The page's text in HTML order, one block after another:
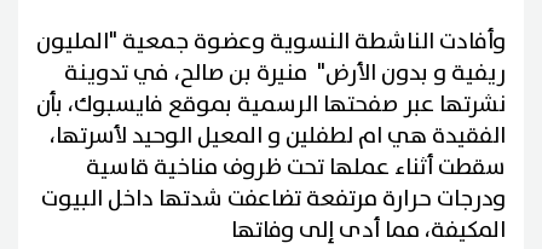
وأفادت الناشطة النسوية وعضوة جمعية "المليون
ريفية و بدون الأرض" منيرة بن صالح، في تدوينة
نشرتها عبر صفحتها الرسمية بموقع فايسبوك، بأن
الفقيدة هي ام لطفلين و المعيل الوحيد لأسرتها،
سقطت أثناء عملها تحت ظروف مناخية قاسية
ودرجات حرارة مرتفعة تضاعفت شدتها داخل البيوت
المكيفة، مما أدى إلى وفاتها